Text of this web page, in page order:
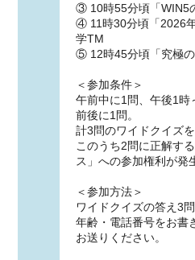
③ 10時55分頃「WIN5
④ 11時30分頃「2026
学TM
⑤ 12時45分頃「究極
＜参加条件＞
午前中に1問、午後1時
前後に1問。
計3問のワイドクイズを
このうち2問に正解す
ス」への参加権利が発
＜参加方法＞
ワイドクイズの答え3
年齢・電話番号をお書
お送りください。